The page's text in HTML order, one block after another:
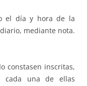
el día y hora de la
mediante nota.
constasen inscritas,
cada una de ellas